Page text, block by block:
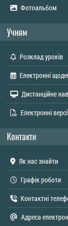
Фотоальбом
Учням
Розклад уроків
Електронні
Дистанційне
Електронні
Контакти
Як нас знайти
Графік роботи
Контактні
Адреса